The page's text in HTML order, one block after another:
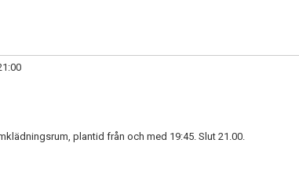
plantid från och med 19:45. Slut 21.00.